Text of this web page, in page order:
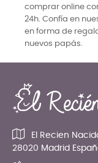
comprar online
24h. Confía en
en forma de
nuevos papás.
El Recien
28020 Madrid